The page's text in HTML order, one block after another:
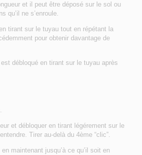
et il peut être déposé sur le sol ou
qu’il ne s’enroule.
tirant sur le tuyau tout en répétant la
pour obtenir davantage de
débloqué en tirant sur le tuyau après
et débloquer en tirant légérement sur le
Tirer au-delà du 4ème “clic”.
maintenant jusqu’à ce qu’il soit en